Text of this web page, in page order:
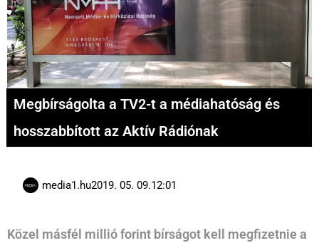
Megbírságolta a TV2-t a médiahatóság és
hosszabbított az Aktív Rádiónak
media1.hu2019. 05. 09.12:01
Közel másfél millió forint bírságot kell megfizetnie a